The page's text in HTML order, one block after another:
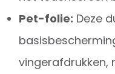
Pet-folie: Deze
vingerafdrukken,